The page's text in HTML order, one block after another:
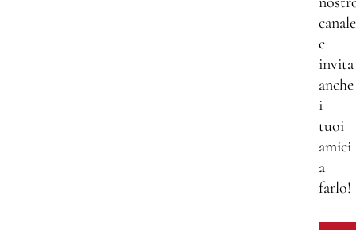
canale
e
invita
anche
i
tuoi
amici
a
farlo!